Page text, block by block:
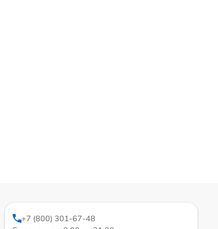
+7 (800) 301-67-48